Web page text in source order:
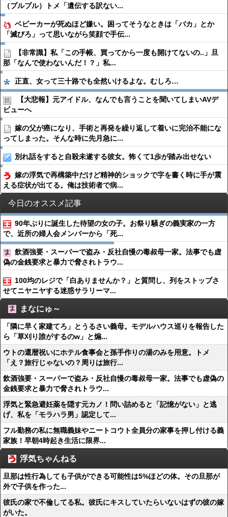
（プルプル）トメ「遺伝する訳ない...
ベビーカーが死ぬほど嫌い。困ってそうなときは「バカ」とか
「滅びろ」って思いながら笑顔で手伝...
【非常識】私「この手帳、買ってから一度も開けてないの..」旦
那「なんで使わないんだ！？」私...
正直、女って三十路でも全然いけるよな。むしろ…
【大悲報】元アイドル、なんでも言うことを聞いてしまいAVデ
ビューへ
嫁の父が癌になり、手術と再発を繰り返して着いに完治不能にな
ってしまった。そんな時に先月急に...
別れ話をすると自殺未遂する彼女。怖くて1歩が踏み出せない
嫁の浮気で再構築中だけど精神的ショックで字を書く時に手が震
える症状が出てる。俺は技術者で病...
今日のオススメ記事
90年ぶりに誕生した待望の女の子。お祭り騒ぎの義実家の一方
で、近所の婦人会メンバーから「死...
飲酒強要・スーパーで盗み・反社自慢の毒叔母一家。法事でも虚
偽の金銭要求と暴力で脅されトラウ...
100均のレジで「白ありませんか？」と質問し、列をストップさ
せてニヤニヤする迷惑サラリーマ...
まなにゅ～
「隣に早く家建てろ」とうるさい義母。モデルハウス巡りを報告した
ら「草刈り誰がするのw」と煽...
ウトの還暦祝いにホテル食事会と孫手作りの湯のみを用意。トメ
「え？旅行じゃないの？周りは旅行...
飲酒強要・スーパーで盗み・反社自慢の毒叔母一家。法事でも虚偽の
金銭要求と暴力で脅されトラウ...
浮気と緊急避妊薬を隠す元カノ！問い詰めると「記憶がない」と逃
げ、私を「モラハラ男」認定して...
フル勤務の私に無職義妹やニートコウト全員分の家事を押し付ける義
家族！早朝4時起き生活に限界...
浮気ちゃんねる
旦那は性行為しても子供ができる可能性は5%ほどの体。その旦那が
外で子供を作った...
彼氏の家で不倫してる私。彼氏にキスしていたらいないはずの彼の嫁
がいた。